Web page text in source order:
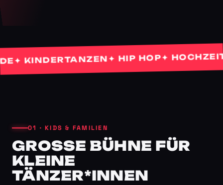
✦ HIP HOP ✦
01 · KIDS & FAMILIEN
GROSSE BÜHNE FÜR K
LEINE T
ÄNZER*INNEN